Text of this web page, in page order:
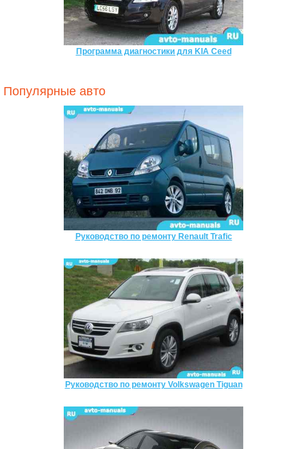
Программа диагностики для KIA Ceed
Популярные авто
Руководство по ремонту Renault Trafic
Руководство по ремонту Volkswagen Tiguan